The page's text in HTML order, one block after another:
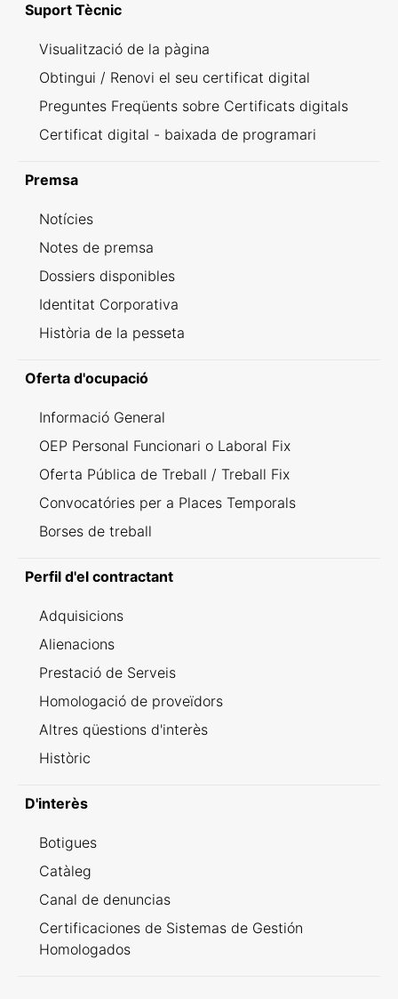
Suport Tècnic
Visualització de la pàgina
Obtingui / Renovi el seu certificat digital
Preguntes Freqüents sobre Certificats digitals
Certificat digital - baixada de programari
Premsa
Notícies
Notes de premsa
Dossiers disponibles
Identitat Corporativa
Història de la pesseta
Oferta d'ocupació
Informació General
OEP Personal Funcionari o Laboral Fix
Oferta Pública de Treball / Treball Fix
Convocatóries per a Places Temporals
Borses de treball
Perfil d'el contractant
Adquisicions
Alienacions
Prestació de Serveis
Homologació de proveïdors
Altres qüestions d'interès
Històric
D'interès
Botigues
Catàleg
Canal de denuncias
Certificaciones de Sistemas de Gestión
Homologados